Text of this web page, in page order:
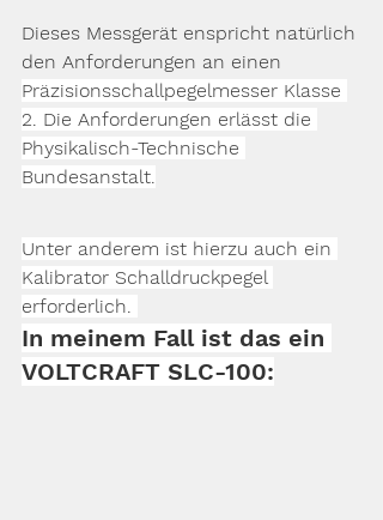
Dieses Messgerät enspricht natürlich
den Anforderungen an einen
Präzisionsschallpegelmesser Klasse
2. Die Anforderungen erlässt die
Physikalisch-Technische
Bundesanstalt.
Unter anderem ist hierzu auch ein
Kalibrator Schalldruckpegel
erforderlich.
In meinem Fall ist das ein
VOLTCRAFT SLC-100: